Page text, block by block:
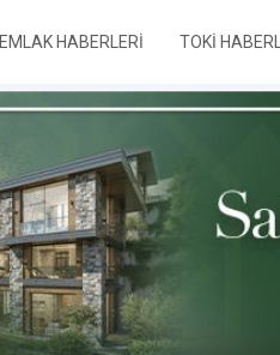
EMLAK HABERLERİ TOKİ